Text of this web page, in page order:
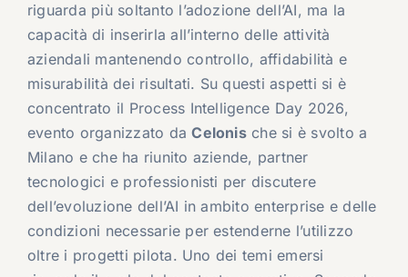
riguarda più soltanto l’adozione dell’AI, ma la
capacità di inserirla all’interno delle attività
aziendali mantenendo controllo, affidabilità e
misurabilità dei risultati. Su questi aspetti si è
concentrato il Process Intelligence Day 2026,
evento organizzato daCelonische si è svolto a
Milano e che ha riunito aziende, partner
tecnologici e professionisti per discutere
dell’evoluzione dell’AI in ambito enterprise e delle
condizioni necessarie per estenderne l’utilizzo
oltre i progetti pilota. Uno dei temi emersi